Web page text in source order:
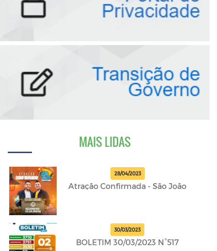
MAIS LIDAS
28/04/2023
Atração Confirmada - São João
30/03/2023
BOLETIM 30/03/2023 N°517